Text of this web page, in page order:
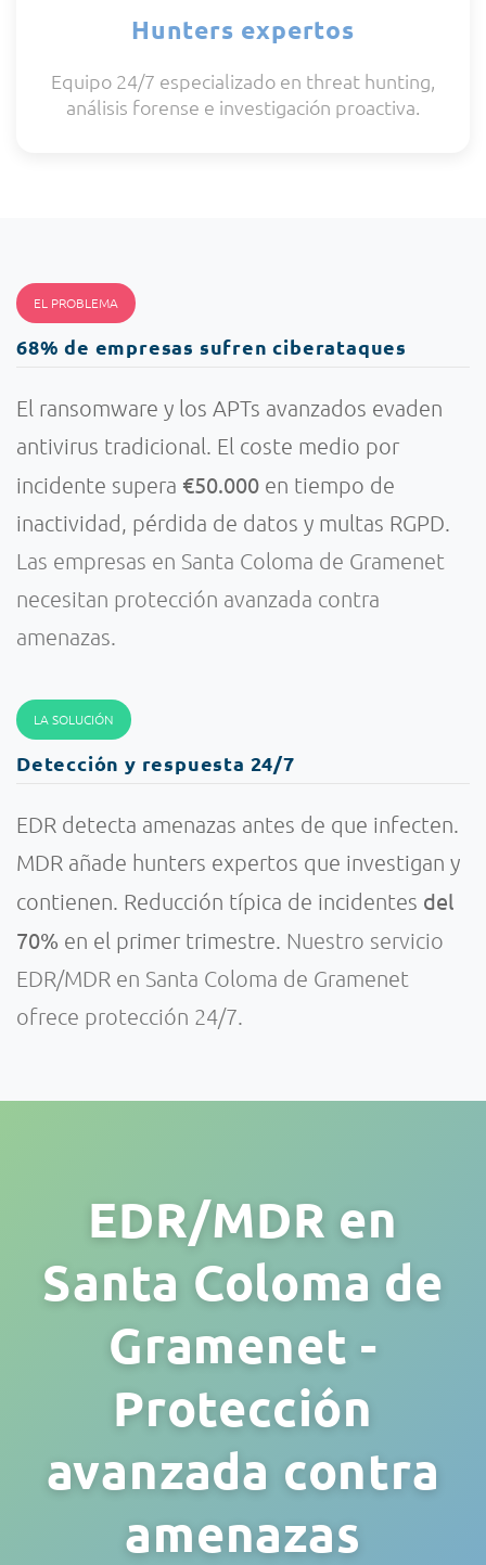
Hunters expertos
Equipo 24/7 especializado en threat hunting,
análisis forense e investigación proactiva.
EL PROBLEMA
68% de empresas sufren ciberataques
El ransomware y los APTs avanzados evaden
antivirus tradicional. El coste medio por
incidente supera €50.000 en tiempo de
inactividad, pérdida de datos y multas RGPD.
Las empresas en Santa Coloma de Gramenet
necesitan protección avanzada contra
amenazas.
LA SOLUCIÓN
Detección y respuesta 24/7
EDR detecta amenazas antes de que infecten.
MDR añade hunters expertos que investigan y
contienen. Reducción típica de incidentes del
70% en el primer trimestre. Nuestro servicio
EDR/MDR en Santa Coloma de Gramenet
ofrece protección 24/7.
EDR/MDR en
Santa Coloma de
Gramenet -
Protección
avanzada contra
amenazas